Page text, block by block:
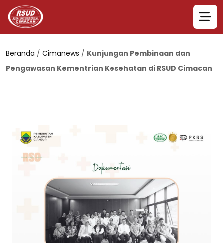
Beranda / Cimanews / Kunjungan Pembinaan dan
Pengawasan Kementrian Kesehatan di RSUD Cimacan